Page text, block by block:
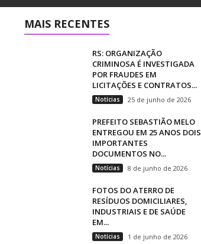
MAIS RECENTES
RS: ORGANIZAÇÃO
CRIMINOSA É INVESTIGADA
POR FRAUDES EM
LICITAÇÕES E CONTRATOS...
Notícias 25 de junho de 2026
PREFEITO SEBASTIÃO MELO
ENTREGOU EM 25 ANOS DOIS
IMPORTANTES
DOCUMENTOS NO...
Notícias 8 de junho de 2026
FOTOS DO ATERRO DE
RESÍDUOS DOMICILIARES,
INDUSTRIAIS E DE SAÚDE
EM...
Notícias 1 de junho de 2026